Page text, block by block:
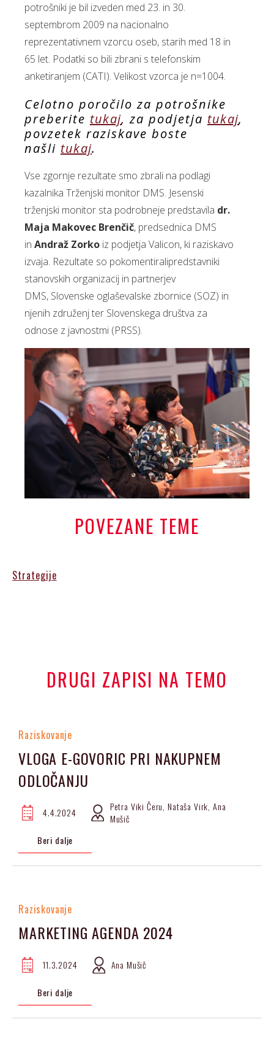
potrošniki je bil izveden med 23. in 30.
septembrom 2009 na nacionalno
reprezentativnem vzorcu oseb, starih med 18 in
65 let. Podatki so bili zbrani s telefonskim
anketiranjem (CATI). Velikost vzorca je n=1004.
Celotno poročilo za potrošnike
preberite tukaj, za podjetja tukaj,
povzetek raziskave boste
našli tukaj.
Vse zgornje rezultate smo zbrali na podlagi
kazalnika Trženjski monitor DMS. Jesenski
trženjski monitor sta podrobneje predstavila dr.
Maja Makovec Brenčič, predsednica DMS
in Andraž Zorko iz podjetja Valicon, ki raziskavo
izvaja. Rezultate so pokomentiralipredstavniki
stanovskih organizacij in partnerjev
DMS, Slovenske oglaševalske zbornice (SOZ) in
njenih združenj ter Slovenskega društva za
odnose z javnostmi (PRSS).
POVEZANE TEME
Strategije
DRUGI ZAPISI NA TEMO
Raziskovanje
VLOGA E-GOVORIC PRI NAKUPNEM
ODLOČANJU
4.4.2024
Petra Viki Čeru, Nataša Virk, Ana
Mušič
Beri dalje
Raziskovanje
MARKETING AGENDA 2024
11.3.2024 Ana Mušič
Beri dalje